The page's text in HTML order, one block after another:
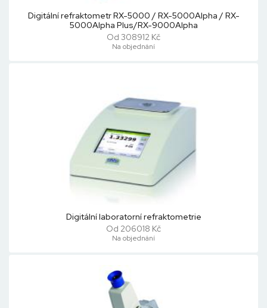
Digitální refraktometr RX-5000 / RX-5000Alpha / RX-
5000Alpha Plus/RX-9000Alpha
Od 308912 Kč
Na objednání
Digitální laboratorní refraktometrie
Od 206018 Kč
Na objednání